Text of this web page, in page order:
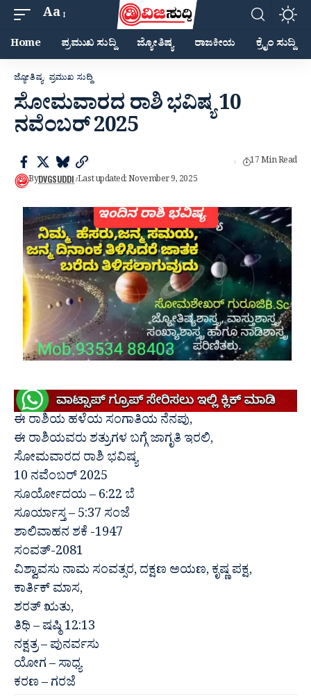
Aa
Home ಪ್ರಮುಖ ಸುದ್ದಿ ಜ್ಯೋತಿಷ್ಯ ರಾಜಕೀಯ ಕ್ರೈಂ ಸುದ್ದಿ
ಜ್ಯೋತಿಷ್ಯ ಪ್ರಮುಖ ಸುದ್ದಿ
ಸೋಮವಾರದ ರಾಶಿ ಭವಿಷ್ಯ 10
ನವೆಂಬರ್ 2025
ByDVGSUDDI Last updated: November 9, 2025
17 Min Read
ಈ ರಾಶಿಯ ಹಳೆಯ ಸಂಗಾತಿಯ ನೆನಪು,
ಈ ರಾಶಿಯವರು ಶತ್ರುಗಳ ಬಗ್ಗೆ ಜಾಗೃತಿ ಇರಲಿ,
ಸೋಮವಾರದ ರಾಶಿ ಭವಿಷ್ಯ
10 ನವೆಂಬರ್ 2025
ಸೂರ್ಯೋದಯ – 6:22 ಬೆ
ಸೂರ್ಯಾಸ್ತ – 5:37 ಸಂಜೆ
ಶಾಲಿವಾಹನ ಶಕೆ -1947
ಸಂವತ್-2081
ವಿಶ್ವಾವಸು ನಾಮ ಸಂವತ್ಸರ, ದಕ್ಷಣ ಅಯಣ, ಕೃಷ್ಣ ಪಕ್ಷ,
ಕಾರ್ತಿಕ್ ಮಾಸ,
ಶರತ್ ಋತು,
ತಿಥಿ – ಷಷ್ಠಿ 12:13
ನಕ್ಷತ್ರ – ಪುನರ್ವಸು
ಯೋಗ – ಸಾಧ್ಯ
ಕರಣ – ಗರಜೆ